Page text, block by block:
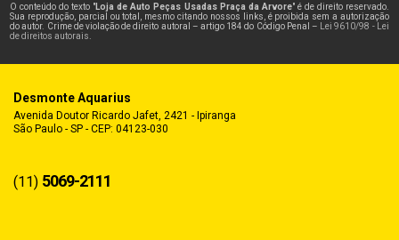
O conteúdo do texto "Loja de Auto Peças Usadas Praça da Arvore" é de direito reservado.
Sua reprodução, parcial ou total, mesmo citando nossos links, é proibida sem a autorização
do autor. Crime de violação de direito autoral – artigo 184 do Código Penal –
Lei 9610/98 - Lei
de direitos autorais
Desmonte Aquarius
Avenida Doutor Ricardo Jafet, 2421 - Ipiranga
São Paulo - SP - CEP: 04123-030
(11) 5069-2111